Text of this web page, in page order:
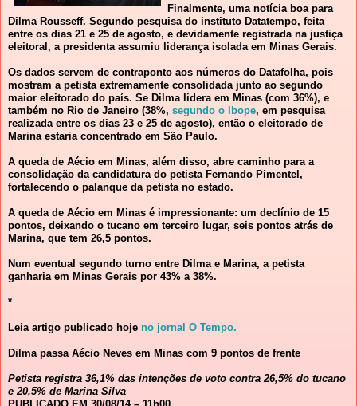
Finalmente, uma notícia boa para
Dilma Rousseff. Segundo pesquisa do instituto Datatempo, feita
entre os dias 21 e 25 de agosto, e devidamente registrada na justiça
eleitoral, a presidenta assumiu liderança isolada em Minas Gerais.
Os dados servem de contraponto aos números do Datafolha, pois
mostram a petista extremamente consolidada junto ao segundo
maior eleitorado do país. Se Dilma lidera em Minas (com 36%), e
também no Rio de Janeiro (38%, segundo o Ibope, em pesquisa
realizada entre os dias 23 e 25 de agosto), então o eleitorado de
Marina estaria concentrado em São Paulo.
A queda de Aécio em Minas, além disso, abre caminho para a
consolidação da candidatura do petista Fernando Pimentel,
fortalecendo o palanque da petista no estado.
A queda de Aécio em Minas é impressionante: um declínio de 15
pontos, deixando o tucano em terceiro lugar, seis pontos atrás de
Marina, que tem 26,5 pontos.
Num eventual segundo turno entre Dilma e Marina, a petista
ganharia em Minas Gerais por 43% a 38%.
*
Leia artigo publicado hoje no jornal O Tempo.
Dilma passa Aécio Neves em Minas com 9 pontos de frente
Petista registra 36,1% das intenções de voto contra 26,5% do tucano
e 20,5% de Marina Silva